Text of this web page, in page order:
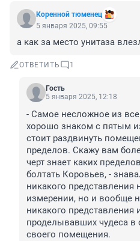
Коренной тюменец
5 января 2025, 09:55
а как за место унитаза
ОТВЕТИТЬ 1
Гость
5 января 2025, 12:18
- Самое несложное из
хорошо знаком с пятым
стоит раздвинуть
пределов. Скажу вам
черт знает каких
болтать Коровьев, -
никакого представления
измерении, но и вообще
никакого представления
проделывавших чудеса
своего помещения.